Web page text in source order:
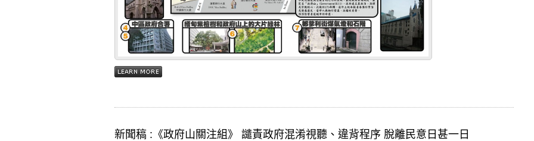
新聞稿 :《政府山關注組》 譴責政府混淆視聽、違背程序 脫離民意日甚一日